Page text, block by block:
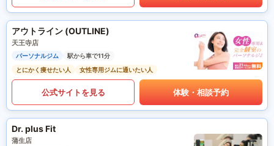
アウトライン (OUTLINE)
天王寺店
パーソナルジム
駅から車で11分
とにかく痩せたい人
女性専用ジムに通いたい人
公式サイトを見る 体験・相談予約
Dr. plus Fit
蒲生店